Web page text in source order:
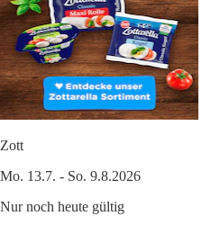
Zott
Mo. 13.7. - So. 9.8.2026
Nur noch heute gültig